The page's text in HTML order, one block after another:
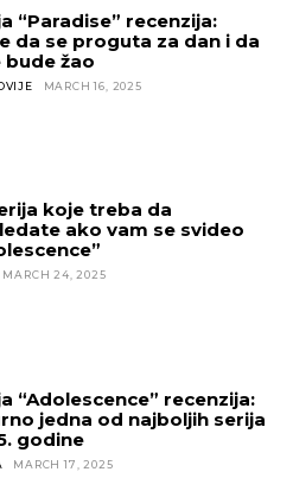
“Paradise” recenzija:
da se proguta za dan i da
bude žao
MARCH 16, 2025
koje treba da
ako vam se svideo
MARCH 24, 2025
“Adolescence” recenzija:
jedna od najboljih serija
godine
MARCH 17, 2025